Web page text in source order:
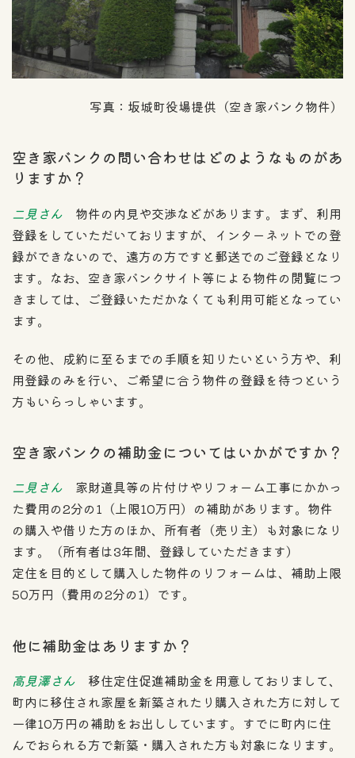
写真：坂城町役場提供（空き家バンク物件）
空き家バンクの問い合わせはどのようなものがあ
りますか？
二見さん 物件の内見や交渉などがあります。まず、利用
登録をしていただいておりますが、インターネットでの登
録ができないので、遠方の方ですと郵送でのご登録となり
ます。なお、空き家バンクサイト等による物件の閲覧につ
きましては、ご登録いただかなくても利用可能となってい
ます。
その他、成約に至るまでの手順を知りたいという方や、利
用登録のみを行い、ご希望に合う物件の登録を待つという
方もいらっしゃいます。
空き家バンクの補助金についてはいかがですか？
二見さん 家財道具等の片付けやリフォーム工事にかかっ
た費用の2分の1（上限10万円）の補助があります。物件
の購入や借りた方のほか、所有者（売り主）も対象になり
ます。（所有者は3年間、登録していただきます）
定住を目的として購入した物件のリフォームは、補助上限
50万円（費用の2分の1）です。
他に補助金はありますか？
高見澤さん 移住定住促進補助金を用意しておりまして、
町内に移住され家屋を新築されたり購入された方に対して
一律10万円の補助をお出ししています。すでに町内に住
んでおられる方で新築・購入された方も対象になります。